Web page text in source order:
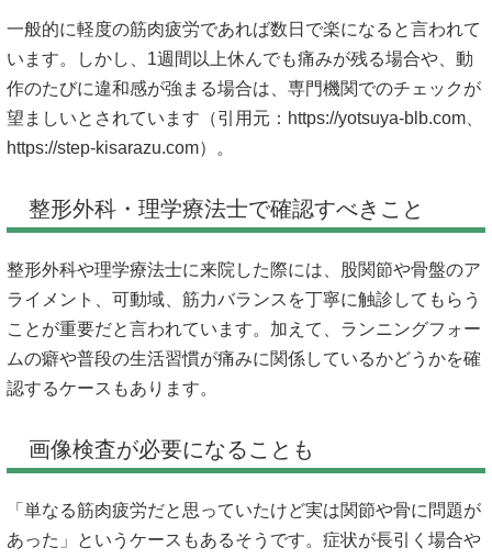
一般的に軽度の筋肉疲労であれば数日で楽になると言われて
います。しかし、1週間以上休んでも痛みが残る場合や、動
作のたびに違和感が強まる場合は、専門機関でのチェックが
望ましいとされています（引用元： https://yotsuya-blb.com、
https://step-kisarazu.com）。
整形外科・理学療法士で確認すべきこと
整形外科や理学療法士に来院した際には、股関節や骨盤のア
ライメント、可動域、筋力バランスを丁寧に触診してもらう
ことが重要だと言われています。加えて、ランニングフォー
ムの癖や普段の生活習慣が痛みに関係しているかどうかを確
認するケースもあります。
画像検査が必要になることも
「単なる筋肉疲労だと思っていたけど実は関節や骨に問題が
あった」というケースもあるそうです。症状が長引く場合や